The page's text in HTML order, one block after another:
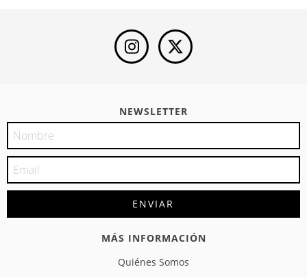
NEWSLETTER
MÁS INFORMACIÓN
Quiénes Somos